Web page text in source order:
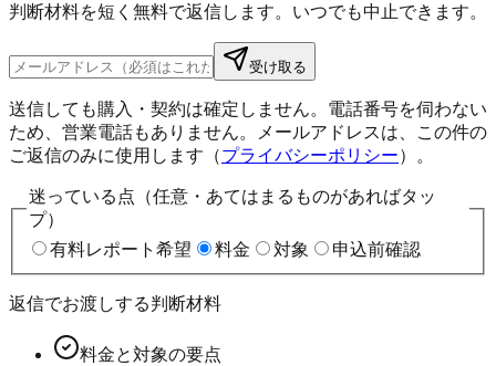
判断材料を短く無料で返信します。いつでも中止できます。
受け取る
送信しても購入・契約は確定しません。電話番号を伺わない
ため、営業電話もありません。メールアドレスは、この件の
ご返信のみに使用します（プライバシーポリシー）。
迷っている点（任意・あてはまるものがあればタッ
プ）
有料レポート希望
料金 対象 申込前確認
返信でお渡しする判断材料
料金と対象の要点